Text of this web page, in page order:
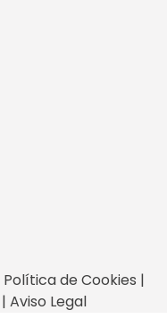
Política de Cookies |
| Aviso Legal